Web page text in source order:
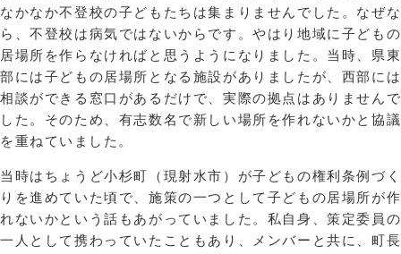
なかなか不登校の子どもたちは集まりませんでした。なぜな
ら、不登校は病気ではないからです。やはり地域に子どもの
居場所を作らなければと思うようになりました。当時、県東
部には子どもの居場所となる施設がありましたが、西部には
相談ができる窓口があるだけで、実際の拠点はありませんで
した。そのため、有志数名で新しい場所を作れないかと協議
を重ねていました。
当時はちょうど小杉町（現射水市）が子どもの権利条例づく
りを進めていた頃で、施策の一つとして子どもの居場所が作
れないかという話もあがっていました。私自身、策定委員の
一人として携わっていたこともあり、メンバーと共に、町長